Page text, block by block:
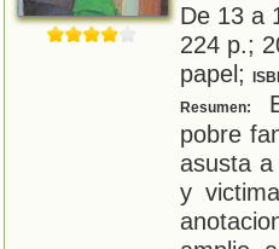
De 13 a
224 p.;
papel;
Resumen:
pobre
asusta
y